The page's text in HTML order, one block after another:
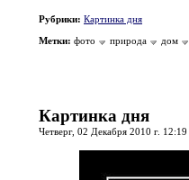
Рубрики: Картинка дня
Метки: фото природа дом
Картинка дня
Четверг, 02 Декабря 2010 г. 12:19